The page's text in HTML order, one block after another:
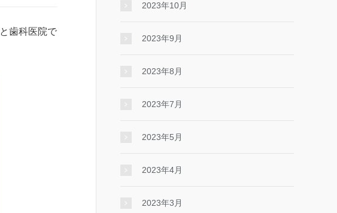
と歯科医院で
2023年10月
2023年9月
2023年8月
2023年7月
2023年5月
2023年4月
2023年3月